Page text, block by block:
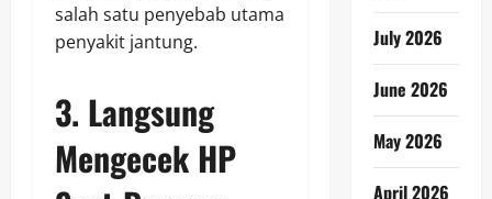
salah satu penyebab utama
penyakit jantung.
3. Langsung
Mengecek HP
July 2026
June 2026
May 2026
April 2026